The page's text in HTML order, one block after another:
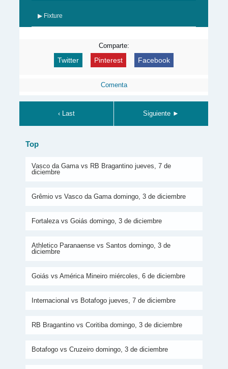
▶ Fixture
Comparte:
Twitter Pinterest Facebook
Comenta
‹ Last Siguiente ►
Top
Vasco da Gama vs RB Bragantino jueves, 7 de
diciembre
Grêmio vs Vasco da Gama domingo, 3 de diciembre
Fortaleza vs Goiás domingo, 3 de diciembre
Athletico Paranaense vs Santos domingo, 3 de
diciembre
Goiás vs América Mineiro miércoles, 6 de diciembre
Internacional vs Botafogo jueves, 7 de diciembre
RB Bragantino vs Coritiba domingo, 3 de diciembre
Botafogo vs Cruzeiro domingo, 3 de diciembre